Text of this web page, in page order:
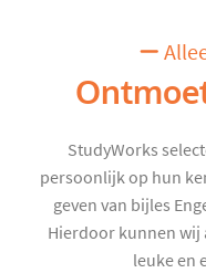
StudyWorks
persoonlijk op hun
geven van bijles
Hierdoor kunnen wij
leuke en